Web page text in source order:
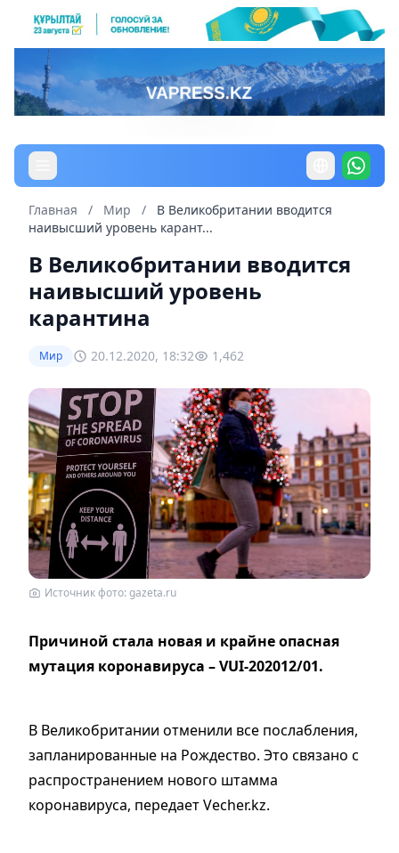
Главная / Мир /
В Великобритании вводится
наивысший уровень карант...
В Великобритании вводится
наивысший уровень
карантина
Мир 20.12.2020, 18:32 1,462
Источник фото: gazeta.ru
Причиной стала новая и крайне опасная
мутация коронавируса – VUI-202012/01.
В Великобритании отменили все послабления,
запланированные на Рождество. Это связано с
распространением нового штамма
коронавируса, передает Vecher.kz.